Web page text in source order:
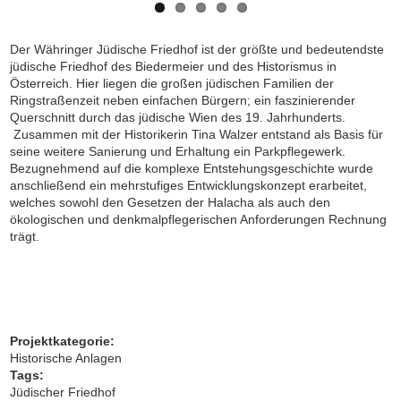
Der Währinger Jüdische Friedhof ist der größte und bedeutendste
jüdische Friedhof des Biedermeier und des Historismus in
Österreich. Hier liegen die großen jüdischen Familien der
Ringstraßenzeit neben einfachen Bürgern; ein faszinierender
Querschnitt durch das jüdische Wien des 19. Jahrhunderts.
Zusammen mit der Historikerin Tina Walzerentstand als Basis für
seine weitere Sanierung und Erhaltung ein Parkpflegewerk
Bezugnehmend auf die komplexe Entstehungsgeschichte wurde
anschließend ein mehrstufiges Entwicklungskonzept erarbeitet,
welches sowohl den Gesetzen der Halacha als auch den
ökologischen und denkmalpflegerischen Anforderungen Rechnung
trägt.
Projektkategorie:
Historische Anlagen
Tags:
Jüdischer Friedhof